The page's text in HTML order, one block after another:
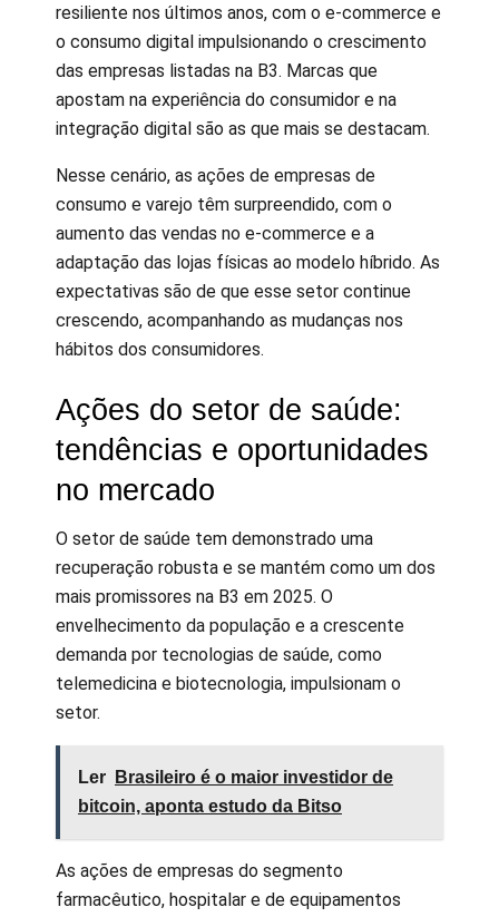
resiliente nos últimos anos, com o e-commerce e
o consumo digital impulsionando o crescimento
das empresas listadas na B3. Marcas que
apostam na experiência do consumidor e na
integração digital são as que mais se destacam.
Nesse cenário, as ações de empresas de
consumo e varejo têm surpreendido, com o
aumento das vendas no e-commerce e a
adaptação das lojas físicas ao modelo híbrido. As
expectativas são de que esse setor continue
crescendo, acompanhando as mudanças nos
hábitos dos consumidores.
Ações do setor de saúde:
tendências e oportunidades
no mercado
O setor de saúde tem demonstrado uma
recuperação robusta e se mantém como um dos
mais promissores na B3 em 2025. O
envelhecimento da população e a crescente
demanda por tecnologias de saúde, como
telemedicina e biotecnologia, impulsionam o
setor.
Ler
Brasileiro é o maior investidor de
bitcoin, aponta estudo da Bitso
As ações de empresas do segmento
farmacêutico, hospitalar e de equipamentos